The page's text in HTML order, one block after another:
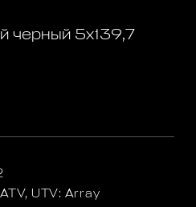
черный 5x139,7
UTV: Array